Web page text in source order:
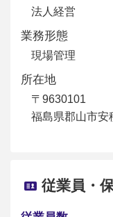
法人経営
業務形態
現場管理
所在地
〒9630101
福島県郡山市安
従業員・